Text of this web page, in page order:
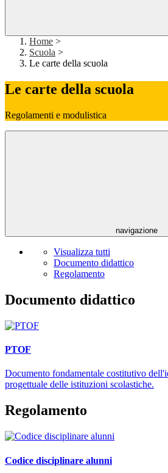
Home >
Scuola >
Le carte della scuola
Le carte della scuola
Regolamenti e modulistica
navigazione
Visualizza tutti
Documento didattico
Regolamento
Documento didattico
PTOF
Documento fondamentale costitutivo
progettuale delle istituzioni scolastiche.
Regolamento
Codice disciplinare alunni